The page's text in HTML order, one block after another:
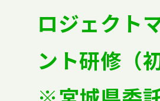
会員専用ロジェクト
ント研修（